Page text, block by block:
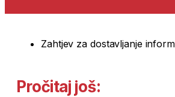
Zahtjev za dostavljanje
Pročitaj još: